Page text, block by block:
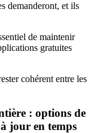
demanderont, et ils
de maintenir
gratuites
cohérent entre les
: options de
jour en temps